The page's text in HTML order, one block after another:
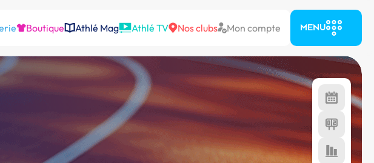
Boutique Athlé Mag Athlé TV Nos clubs Mon compte MENU